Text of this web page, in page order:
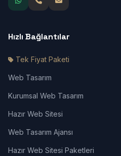
Hızlı Bağlantılar
Tek Fiyat Paketi
Web Tasarım
Kurumsal Web Tasarım
Hazır Web Sitesi
Web Tasarım Ajansı
Hazır Web Sitesi Paketleri